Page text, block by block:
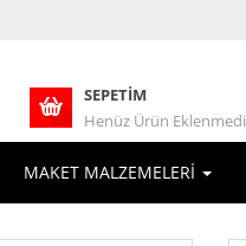
SEPETIM
Henüz Ürün Eklenmedi
MAKET MALZEMELERİ